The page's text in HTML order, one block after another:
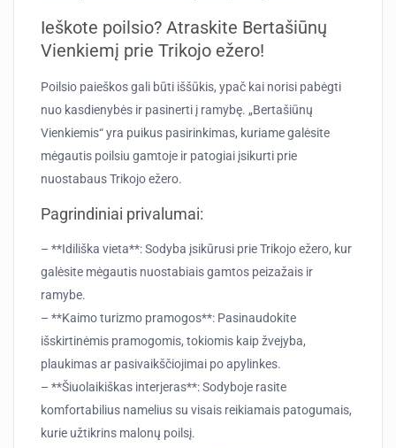
Ieškote poilsio? Atraskite Bertašiūnų
Vienkiemį prie Trikojo ežero!
Poilsio paieškos gali būti iššūkis, ypač kai norisi pabėgti
nuo kasdienybės ir pasinerti į ramybę. „Bertašiūnų
Vienkiemis“ yra puikus pasirinkimas, kuriame galėsite
mėgautis poilsiu gamtoje ir patogiai įsikurti prie
nuostabaus Trikojo ežero.
Pagrindiniai privalumai:
– **Idiliška vieta**: Sodyba įsikūrusi prie Trikojo ežero, kur
galėsite mėgautis nuostabiais gamtos peizažais ir
ramybe.
– **Kaimo turizmo pramogos**: Pasinaudokite
išskirtinėmis pramogomis, tokiomis kaip žvejyba,
plaukimas ar pasivaikščiojimai po apylinkes.
– **Šiuolaikiškas interjeras**: Sodyboje rasite
komfortabilius namelius su visais reikiamais patogumais,
kurie užtikrins malonų poilsį.